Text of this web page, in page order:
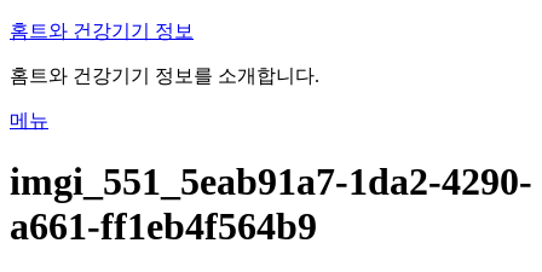
내
으
바
가
홈트와 건강기기 정보
홈트와 건강기기 정보를 소개합니다.
메뉴
imgi_551_5eab91a7-1da2-4290-
a661-ff1eb4f564b9